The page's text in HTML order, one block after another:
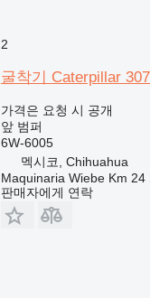
2
굴착기 Caterpillar
가격은 요청 시 공개
앞 범퍼
6W-6005
멕시코, Chihuahua
Maquinaria Wiebe Km 24
판매자에게 연락